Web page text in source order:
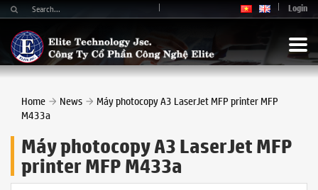
Login
Home News
Máy photocopy A3 LaserJet MFP printer MFP
M433a
Máy photocopy A3 LaserJet MFP
printer MFP M433a